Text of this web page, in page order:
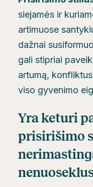
siejamės ir
artimuose
dažnai
gali stipriai
artumą,
viso gyvenimo
Yra keturi
prisirišimo